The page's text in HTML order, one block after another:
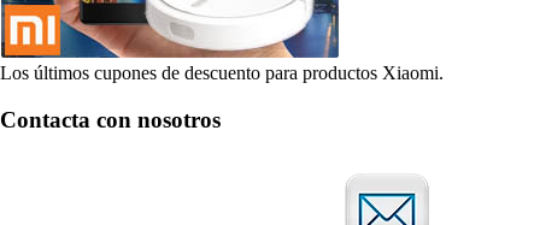
Los últimos cupones de descuento para productos Xiaomi.
Contacta con nosotros